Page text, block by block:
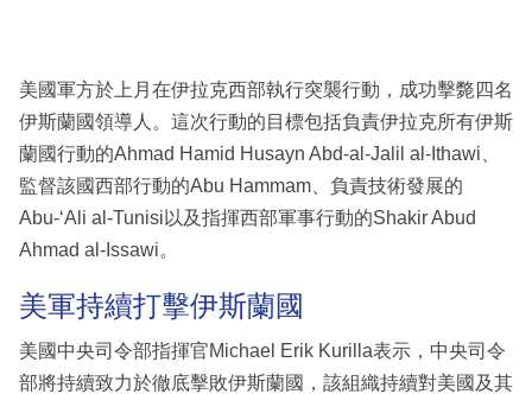
區
美國軍方於上月在伊拉克西部執行突襲行動，成功擊斃四名
伊斯蘭國領導人。這次行動的目標包括負責伊拉克所有伊斯
蘭國行動的Ahmad Hamid Husayn Abd-al-Jalil al-Ithawi、
監督該國西部行動的Abu Hammam、負責技術發展的
Abu-‘Ali al-Tunisi以及指揮西部軍事行動的Shakir Abud
Ahmad al-Issawi。
美軍持續打擊伊斯蘭國
美國中央司令部指揮官Michael Erik Kurilla表示，中央司令
部將持續致力於徹底擊敗伊斯蘭國，該組織持續對美國及其